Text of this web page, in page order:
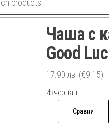
Чаша с
Good
17.90 лв. (€9.15)
Изчерпан
Сравни